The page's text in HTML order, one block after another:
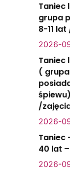
Taniec
grupa
8-11
2026-
Taniec
(
/
2026-
Taniec
40 lat
2026-